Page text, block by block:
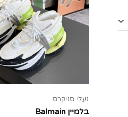
נעלי סניקרס
בלמיין Balmain